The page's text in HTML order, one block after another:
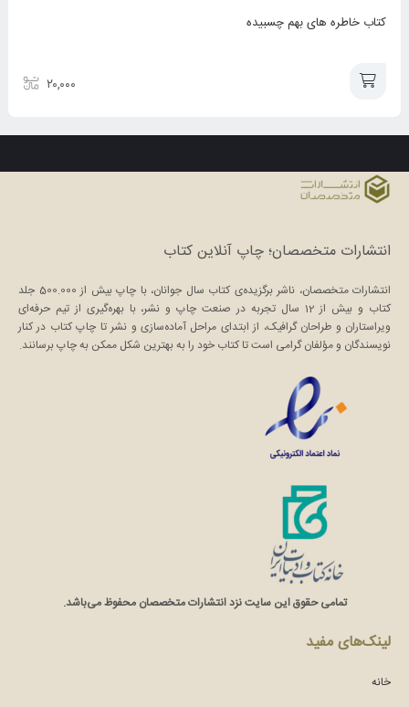
کتاب خاطره های بهم چسبیده
۲۰,۰۰۰
سبد
انتشارات متخصصان؛ چاپ آنلاین کتاب
انتشارات متخصصان، ناشر برگزیده‌ی کتاب سال جوانان، با چاپ بیش از 500.000 جلد
کتاب و بیش از 12 سال تجربه در صنعت چاپ و نشر، با بهره‌گیری از تیم حرفه‌ای
ویراستاران و طراحان گرافیک، از ابتدای مراحل آماده‌سازی و نشر تا چاپ کتاب در کنار
نویسندگان و مؤلفان گرامی است تا کتاب خود را به بهترین شکل ممکن به چاپ برسانند.
تمامی حقوق این سایت نزد انتشارات متخصصان محفوظ می‌باشد.
لینک‌های مفید
خانه